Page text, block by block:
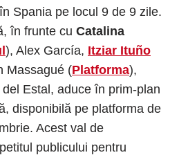
Spania pe locul 9 de 9 zile.
în frunte cu Catalina
), Alex García, Itziar Ituño
Massagué (Platforma),
Estal, aduce în prim-plan
disponibilă pe platforma de
Acest val de
publicului pentru